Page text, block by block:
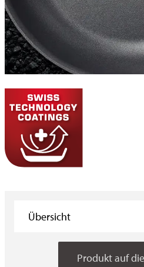
Übersicht
EigenschaftenProdukt auf